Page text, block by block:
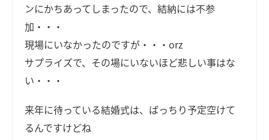
ンにかちあってしまったので、結納には不参
加・・・
現場にいなかったのですが・・・orz
サプライズで、その場にいないほど悲しい事はな
い・・・
来年に待っている結婚式は、ばっちり予定空けて
るんですけどね